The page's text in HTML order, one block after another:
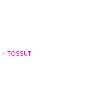
TOSSUT